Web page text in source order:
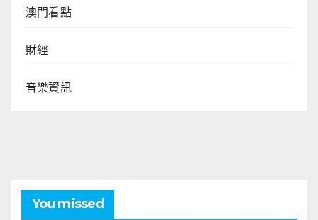
澳門看點
財經
音樂資訊
You missed